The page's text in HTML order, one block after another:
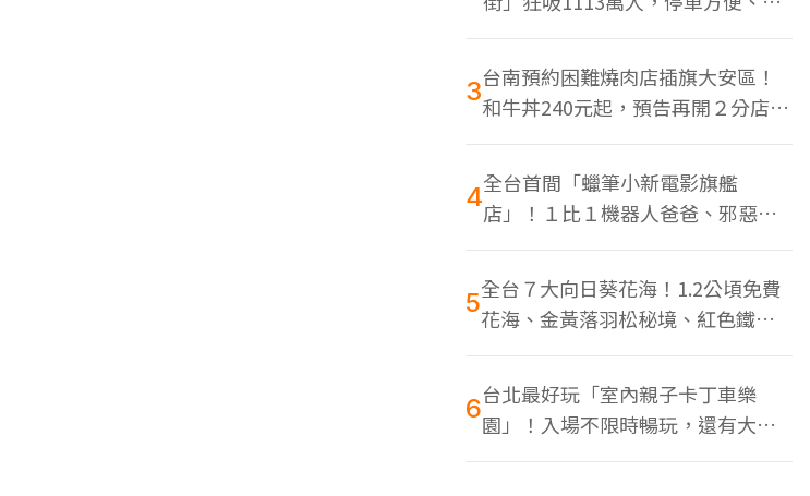
色美食多
3台南預約困難燒肉店插旗大安區！
和牛丼240元起，預告再開２分店、
地點曝光
4全台首間「蠟筆小新電影旗艦
店」！１比１機器人爸爸、邪惡正
男，百款周邊買翻
5全台７大向日葵花海！1.2公頃免費
花海、金黃落羽松秘境、紅色鐵橋
同框
6台北最好玩「室內親子卡丁車樂
園」！入場不限時暢玩，還有大螢
幕Switch遊戲區